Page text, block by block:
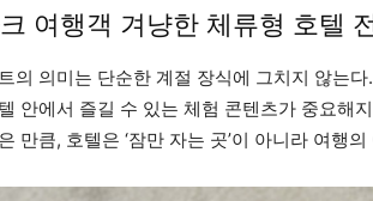
여행객 겨냥한 체류형 호텔
의 의미는 단순한 계절 장식에 그치지 않는
안에서 즐길 수 있는 체험 콘텐츠가 중요해
만큼, 호텔은 ‘잠만 자는 곳’이 아니라 여행